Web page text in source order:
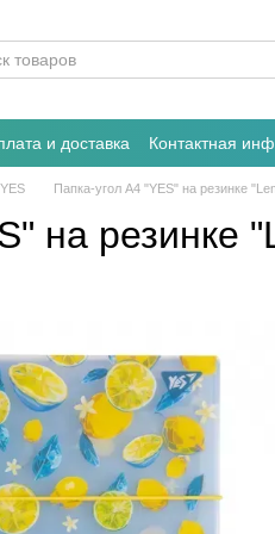
и доставка Контактная
Папка-угол A4 "YES" на резинке
на резинке